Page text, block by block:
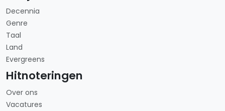
Decennia
Genre
Taal
Land
Evergreens
Hitnoteringen
Over ons
Vacatures